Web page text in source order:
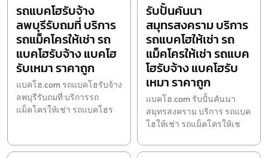
รถแบคโฮรับจ้าง
ลพบุรีรับถมที่ บริการ
รถแม็คโครให้เช่า รถ
แบคโฮรับจ้าง แบคโฮ
รับเหมา ราคาถูก
แบคโฮ.com รถแบคโฮรับจ้าง
ลพบุรีรับถมที่ บริการรถ
แม็คโครให้เช่า รถแบคโฮร
รับปั้นคันนา
สมุทรสงคราม บริการ
รถแบคโฮให้เช่า รถ
แม็คโครให้เช่า รถแบค
โฮรับจ้าง แบคโฮรับ
เหมา ราคาถูก
แบคโฮ.com รับปั้นคันนา
สมุทรสงคราม บริการ รถแบค
โฮให้เช่า รถแม็คโครให้เช